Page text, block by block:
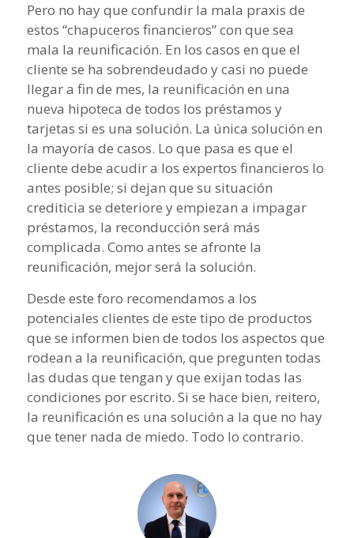
Pero no hay que confundir la mala praxis de
estos “chapuceros financieros” con que sea
mala la reunificación. En los casos en que el
cliente se ha sobrendeudado y casi no puede
llegar a fin de mes, la reunificación en una
nueva hipoteca de todos los préstamos y
tarjetas si es una solución. La única solución en
la mayoría de casos. Lo que pasa es que el
cliente debe acudir a los expertos financieros lo
antes posible; si dejan que su situación
crediticia se deteriore y empiezan a impagar
préstamos, la reconducción será más
complicada. Como antes se afronte la
reunificación, mejor será la solución.
Desde este foro recomendamos a los
potenciales clientes de este tipo de productos
que se informen bien de todos los aspectos que
rodean a la reunificación, que pregunten todas
las dudas que tengan y que exijan todas las
condiciones por escrito. Si se hace bien, reitero,
la reunificación es una solución a la que no hay
que tener nada de miedo. Todo lo contrario.